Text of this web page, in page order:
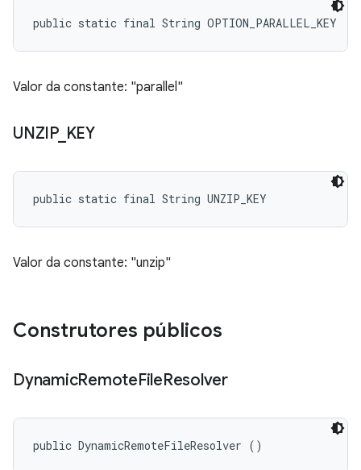
public static final String OPTION_PARALLEL_KEY
Valor da constante: "parallel"
UNZIP_ KEY
public static final String UNZIP_KEY
Valor da constante: "unzip"
Construtores públicos
DynamicRemoteFileResolver
public DynamicRemoteFileResolver ()